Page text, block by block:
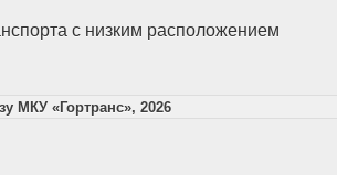
с низким расположением
МКУ «Гортранс», 2026